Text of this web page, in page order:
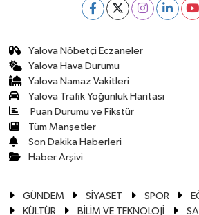
Yalova Nöbetçi Eczaneler
Yalova Hava Durumu
Yalova Namaz Vakitleri
Yalova Trafik Yoğunluk Haritası
Puan Durumu ve Fikstür
Tüm Manşetler
Son Dakika Haberleri
Haber Arşivi
GÜNDEM SİYASET SPOR
KÜLTÜR
BİLİM VE TEKNOLOJİ